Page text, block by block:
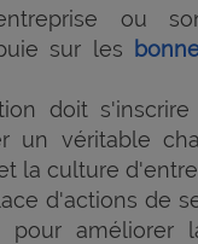
ou
sur les
doit
un véritable
la culture
d'actions de
pour améliorer